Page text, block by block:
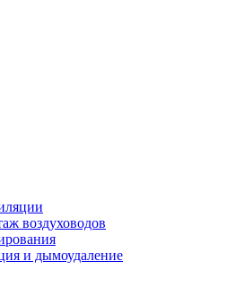
воздуховодов
и дымоудаление